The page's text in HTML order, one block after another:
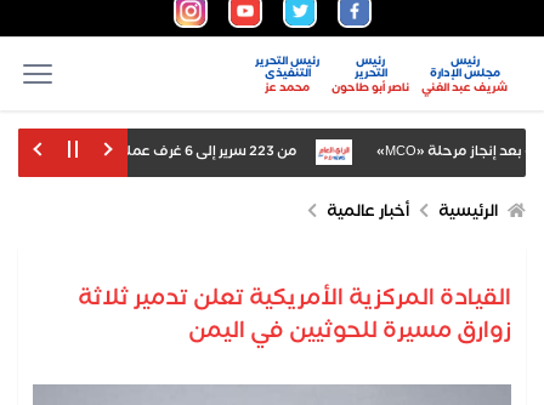
رئيس
مجلس الإدارة
شريف عبد الغني
رئيس
التحرير
ناصر أبو طاحون
رئيس التحرير
التنفيذى
محمد عز
من 223 سرير إلى 6 غرف عمليات.. تجهيزات مستشفى السنطة الجديد قبل التشغيل بمتابعة محافظ الغربية
الرئيسية أخبار عالمية
القيادة المركزية الأمريكية تعلن تدمير ثلاثة
زوارق مسيرة للحوثيين في اليمن